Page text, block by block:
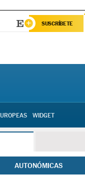
SUSCRÍBETE
WIDGET
AUTONÓMICAS